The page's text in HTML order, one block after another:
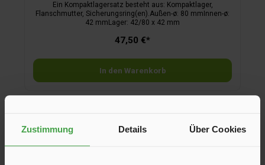
Zustimmung Details Über Cookies
Ein Kompaktlagersatz besteht aus: Kompaktlager,
Flanschmutter, Sicherungsring(en).Außen-ø: 80 mmInnen-ø:
42 mmLager: 42/80 x 42 mm
47,50 €*
In den Warenkorb